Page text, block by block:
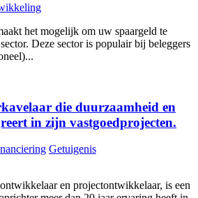
het mogelijk om uw spaargeld te
Deze sector is populair bij beleggers
die duurzaamheid en
in zijn vastgoedprojecten.
Getuigenis
en projectontwikkelaar, is een